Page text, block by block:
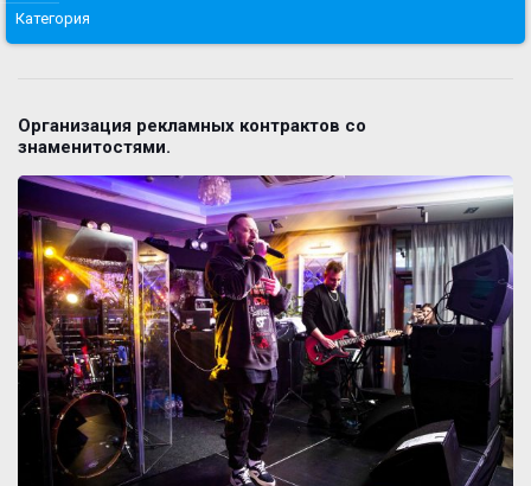
Категория
Организация рекламных контрактов со
знаменитостями.